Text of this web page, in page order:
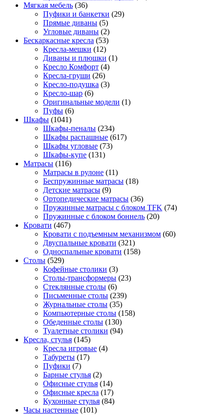
Мягкая мебель (36)
Пуфики и банкетки (29)
Прямые диваны (5)
Угловые диваны (2)
Бескаркасные кресла (53)
Кресла-мешки (12)
Диваны и плюшки (1)
Кресло Комфорт (4)
Кресла-груши (26)
Кресло-подушка (3)
Кресло-шар (6)
Оригинальные модели (1)
Пуфы (6)
Шкафы (1041)
Шкафы-пеналы (234)
Шкафы распашные (617)
Шкафы угловые (73)
Шкафы-купе (131)
Матрасы (116)
Матрасы в рулоне (11)
Беспружинные матрасы (18)
Детские матрасы (9)
Ортопедические матрасы (36)
Пружинные матрасы с блоком TFK (74)
Пружинные с блоком боннель (20)
Кровати (467)
Кровати с подъемным механизмом (60)
Двуспальные кровати (321)
Односпальные кровати (158)
Столы (529)
Кофейные столики (3)
Столы-трансформеры (23)
Стеклянные столы (6)
Письменные столы (239)
Журнальные столы (35)
Компьютерные столы (158)
Обеденные столы (130)
Туалетные столики (94)
Кресла, стулья (145)
Кресла игровые (4)
Табуреты (17)
Пуфики (7)
Барные стулья (2)
Офисные стулья (14)
Офисные кресла (17)
Кухонные стулья (84)
Часы настенные (101)